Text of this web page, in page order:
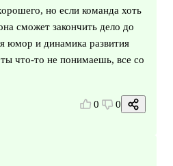
но если команда хоть
сможет закончить дело до
юмор и динамика развития
что-то не понимаешь, все со
0 0